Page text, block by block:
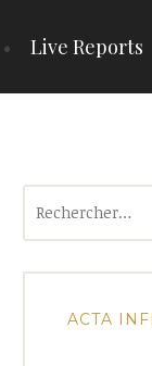
Live Reports
ACTA